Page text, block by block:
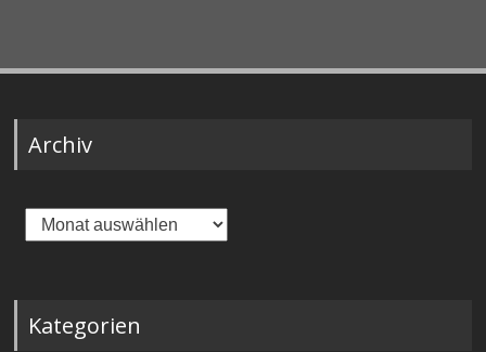
Archiv
Archiv
Kategorien